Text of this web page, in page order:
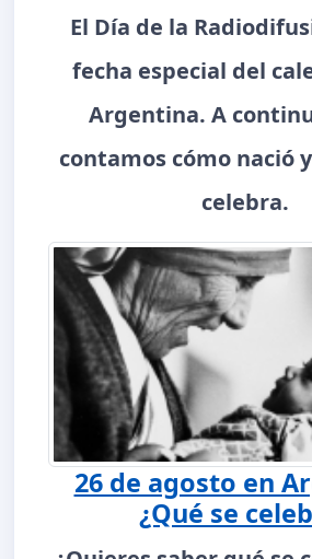
El Día de la
fecha especial del
Argentina. A
contamos cómo nació
celebra.
26 de agosto en
¿Qué se